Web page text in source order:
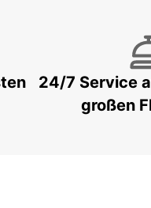
24/7 Service
großen